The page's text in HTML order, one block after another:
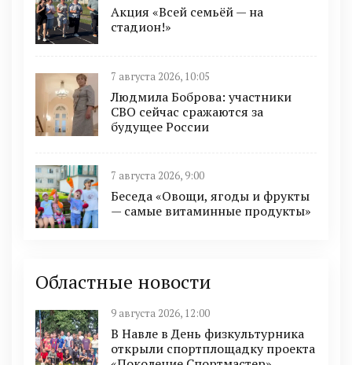
Акция «Всей семьёй — на
стадион!»
7 августа 2026, 10:05
Людмила Боброва: участники
СВО сейчас сражаются за
будущее России
7 августа 2026, 9:00
Беседа «Овощи, ягоды и фрукты
— самые витаминные продукты»
Областные новости
9 августа 2026, 12:00
В Навле в День физкультурника
открыли спортплощадку проекта